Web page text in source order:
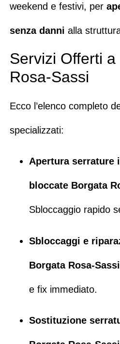
weekend e festivi, per
senza danni alla
Servizi Offerti
Rosa-Sassi
Ecco l’elenco completo
specializzati:
Apertura serrature
bloccate Borgata
Sbloccaggio rapido
Sbloccaggi e
Borgata Rosa-Sassi
e fix immediato.
Sostituzione